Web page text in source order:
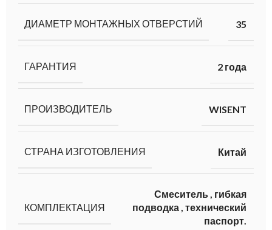
ДИАМЕТР МОНТАЖНЫХ ОТВЕРСТИЙ 35
ГАРАНТИЯ 2 года
ПРОИЗВОДИТЕЛЬ WISENT
СТРАНА ИЗГОТОВЛЕНИЯ Китай
КОМПЛЕКТАЦИЯ
Смеситель, гибкая
подводка, технический
паспорт.